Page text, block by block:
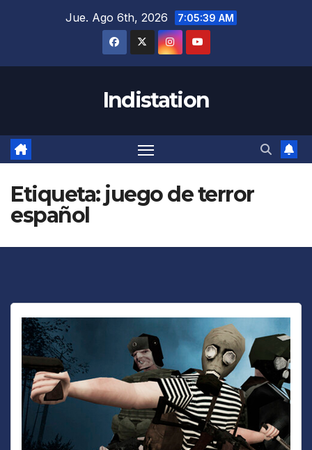
Jue. Ago 6th, 2026 7:05:39 AM
Indistation
Etiqueta: juego de terror
español